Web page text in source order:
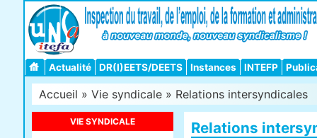
Actualité DR(I)EETS/DEETS Instances INTEFP
Accueil » Vie syndicale » Relations intersyndicales
Relations
VIE SYNDICALE